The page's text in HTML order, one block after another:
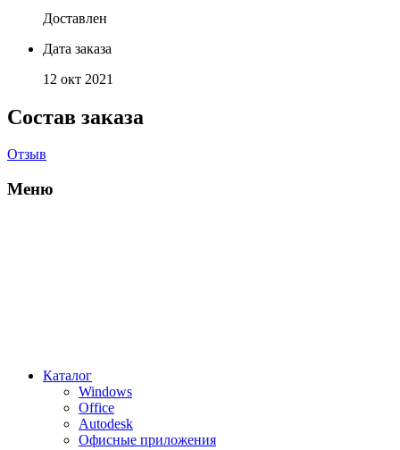
Доставлен
Дата заказа
12 окт 2021
Состав заказа
Отзыв
Меню
Каталог
Windows
Office
Autodesk
Офисные приложения